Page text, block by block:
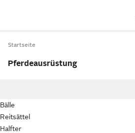
Startseite
Pferdeausrüstung
Bälle
Reitsättel
Halfter